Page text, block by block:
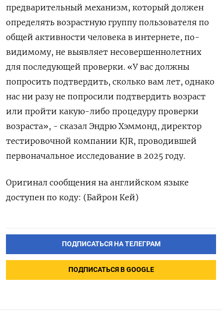
предварительный механизм, который должен
определять возрастную группу пользователя по
общей активности человека в интернете, по-
видимому, не выявляет несовершеннолетних
для последующей проверки. «У вас должны
попросить подтвердить, сколько вам ​лет, однако
⁠нас ни разу не попросили подтвердить возраст
или пройти какую-либо процедуру ‌проверки
возраста», - сказал Эндрю Хэммонд, ‌директор
тестировочной компании KJR, проводившей
первоначальное исследование в 2025 ​году.
Оригинал сообщения на английском языке
‌доступен по коду: (Байрон Кей)
ПОДПИСАТЬСЯ НА ТЕЛЕГРАМ
ПОДПИСАТЬСЯ В GOOGLE